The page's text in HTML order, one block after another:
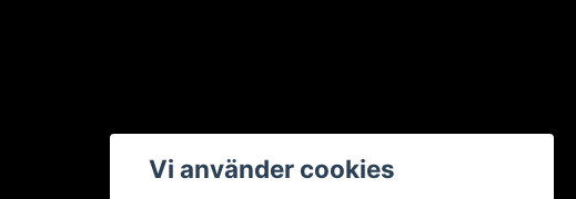
Vi använder cookies